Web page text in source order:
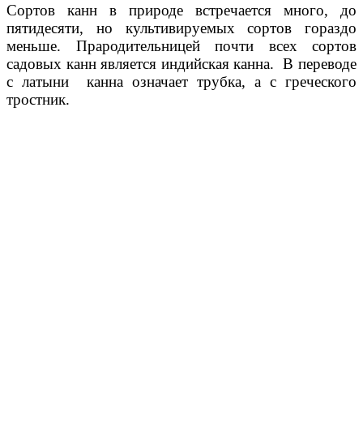
Сортов канн в природе встречается много, до
пятидесяти, но культивируемых сортов гораздо
меньше. Прародительницей почти всех сортов
садовых канн является индийская канна. В переводе
с латыни канна означает трубка, а с греческого
тростник.